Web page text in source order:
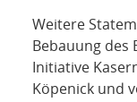
Weitere
Bebauung des
Initiative
Köpenick und